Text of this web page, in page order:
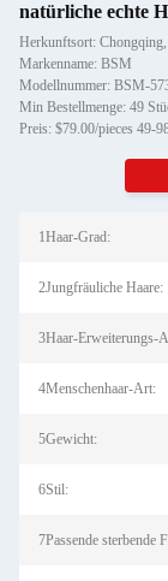
natürliche echte
Herkunftsort:
Markenname: BSM
Modellnummer: BSM-
Min Bestellmenge: 49
Preis: $79.00/pieces 49-
1Haar-Grad:
2Jungfräuliche Haare:
3Haar-Erweiterungs-
4Menschenhaar-Art:
5Gewicht:
6Stil:
7Passende sterbende